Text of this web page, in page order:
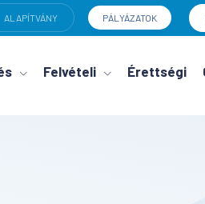
ALAPÍTVÁNY PÁLYÁZATOK
Felvételi Érettségi